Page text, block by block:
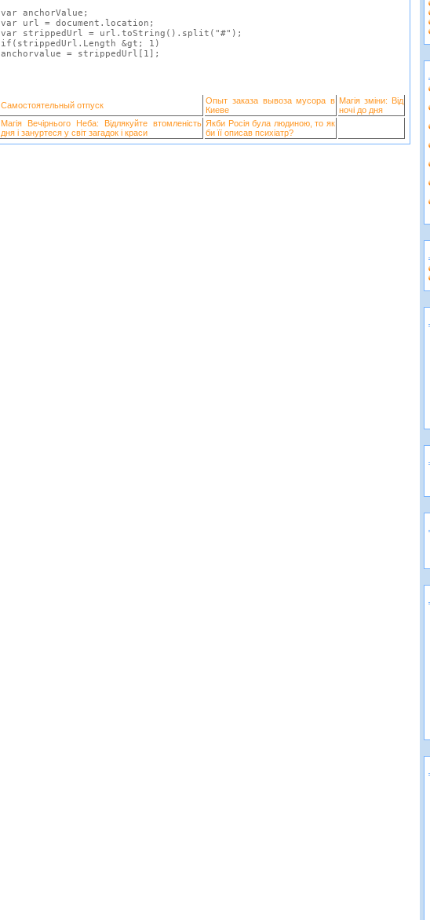
var anchorValue ;
var url = document . location ;
var strippedUrl = url . toString (). split ( "#" );
if ( strippedUrl . Length &gt ; 1 )
anchorvalue = strippedUrl [ 1 ];
Самостоятельный отпуск
Опыт заказа вывоза мусора в
Киеве
Магія зміни: Від
ночі до дня
Магія Вечірнього Неба: Відлякуйте втомленість
дня і зануртеся у світ загадок і краси
Якби Росія була людиною, то як
би її описав психіатр?